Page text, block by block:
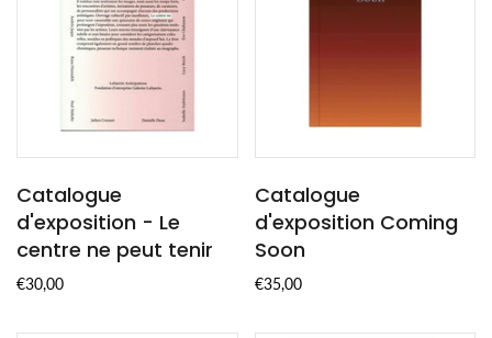
Catalogue
d'exposition - Le
centre ne peut tenir
€30,00
Catalogue
d'exposition Coming
Soon
€35,00